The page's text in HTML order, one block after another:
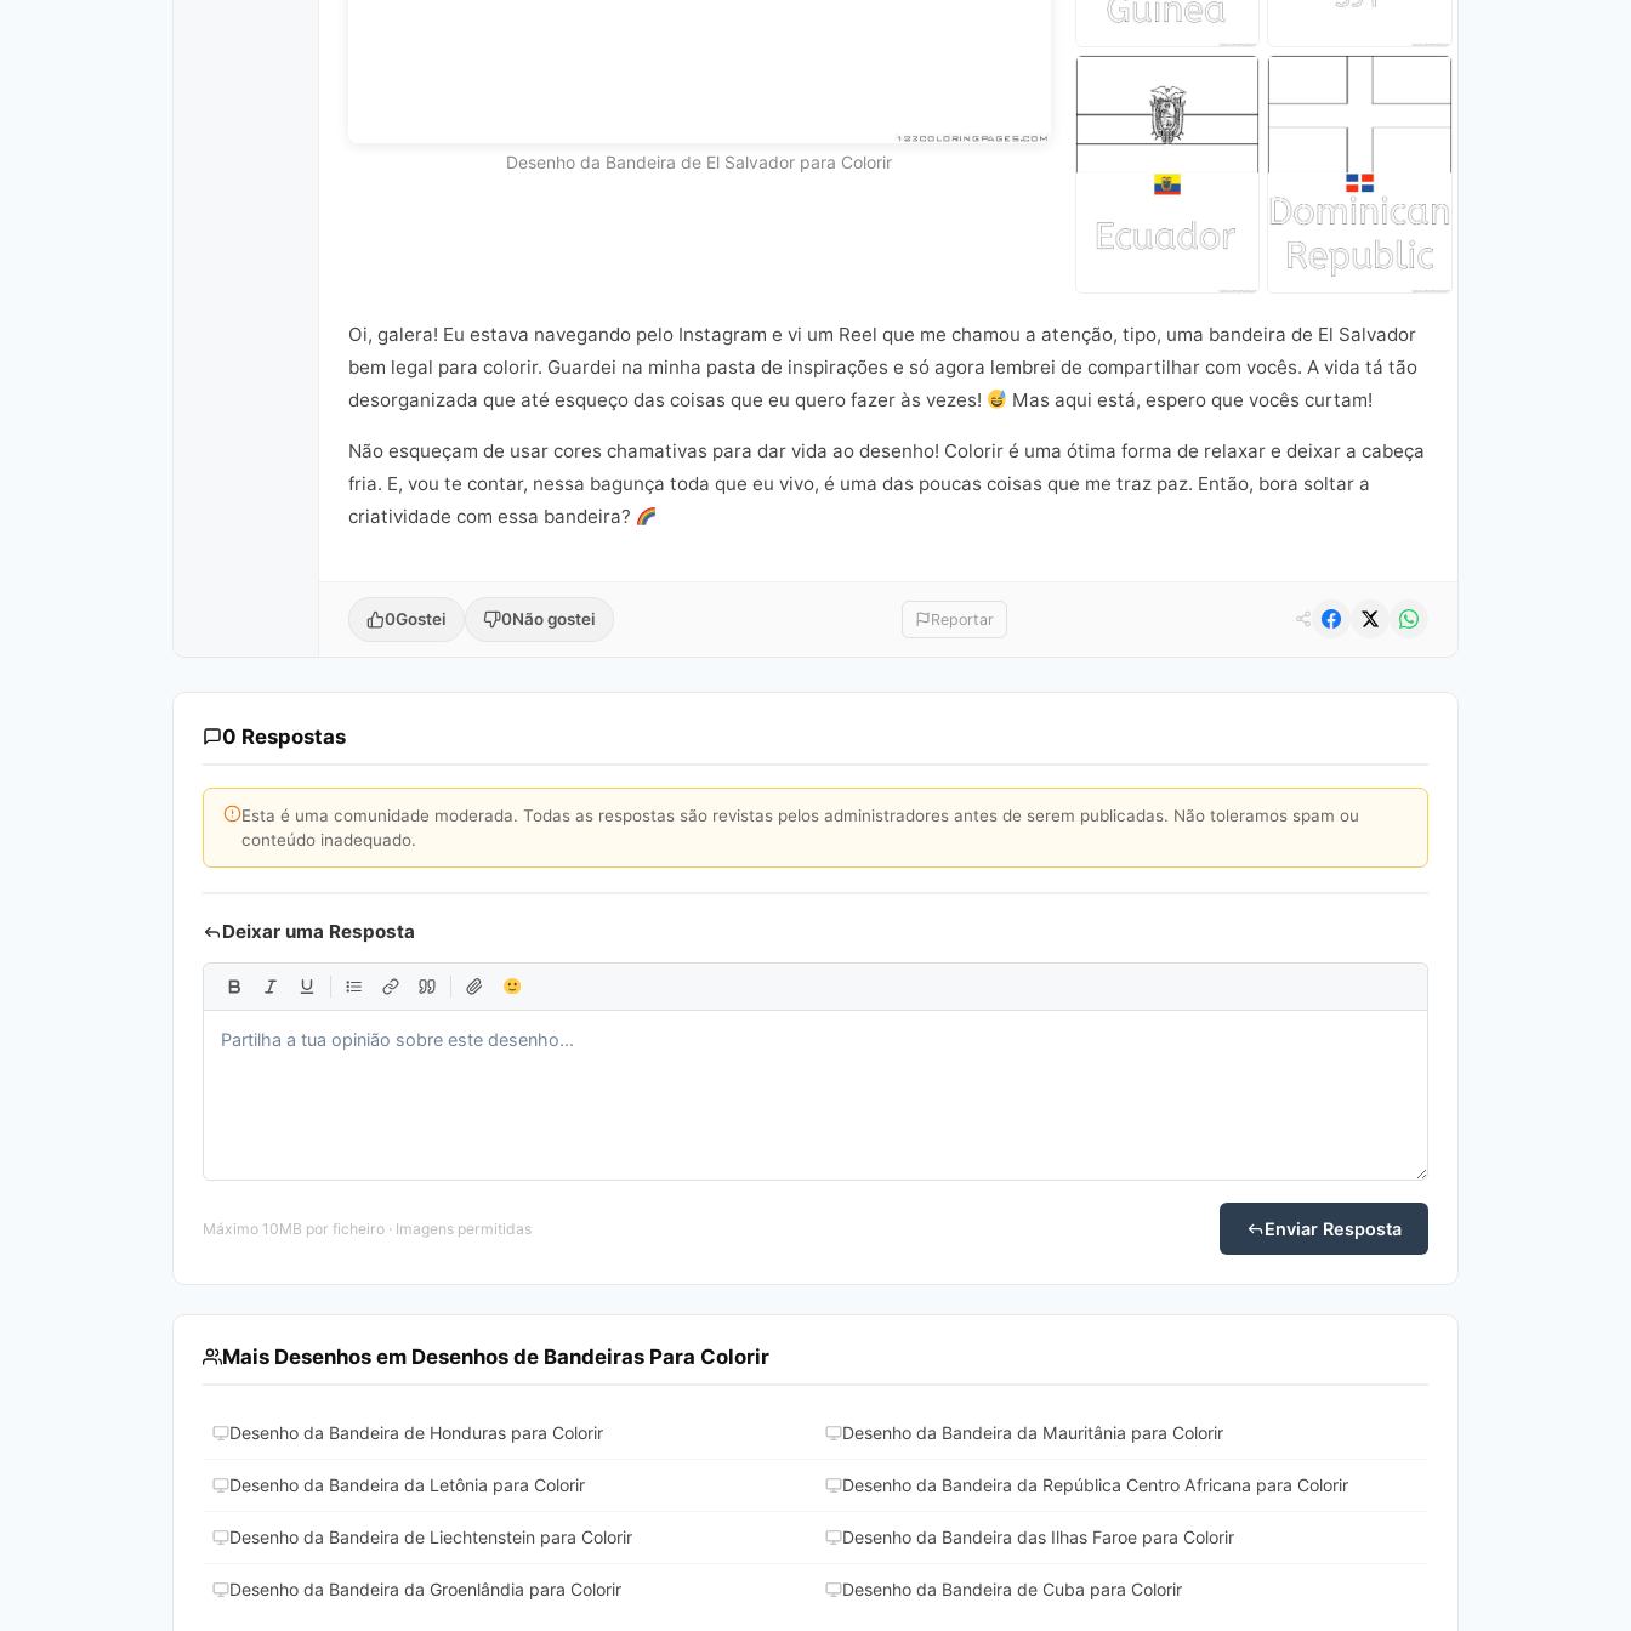
Desenho da Bandeira de El Salvador para Colorir
Oi, galera! Eu estava navegando pelo Instagram e vi um Reel que me chamou a atenção, tipo, uma bandeira de El Salvador
bem legal para colorir. Guardei na minha pasta de inspirações e só agora lembrei de compartilhar com vocês. A vida tá tão
desorganizada que até esqueço das coisas que eu quero fazer às vezes!
Mas aqui está, espero que vocês curtam!
Não esqueçam de usar cores chamativas para dar vida ao desenho! Colorir é uma ótima forma de relaxar e deixar a cabeça
fria. E, vou te contar, nessa bagunça toda que eu vivo, é uma das poucas coisas que me traz paz. Então, bora soltar a
criatividade com essa bandeira?
0Gostei 0Não gostei Reportar
0 Respostas
Esta é uma comunidade moderada. Todas as respostas são revistas pelos administradores antes de serem publicadas. Não toleramos spam ou
conteúdo inadequado.
Deixar uma Resposta
Máximo 10MB por ficheiro · Imagens permitidas Enviar Resposta
Mais Desenhos em Desenhos de Bandeiras Para Colorir
Desenho da Bandeira de Honduras para Colorir Desenho da Bandeira da Mauritânia para Colorir
Desenho da Bandeira da Letônia para Colorir Desenho da Bandeira da República Centro Africana para Colorir
Desenho da Bandeira de Liechtenstein para Colorir Desenho da Bandeira das Ilhas Faroe para Colorir
Desenho da Bandeira da Groenlândia para Colorir Desenho da Bandeira de Cuba para Colorir